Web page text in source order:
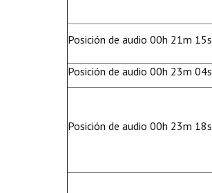
Posición de audio 00h 21m 15s
Posición de audio 00h 23m 04s
Posición de audio 00h 23m 18s